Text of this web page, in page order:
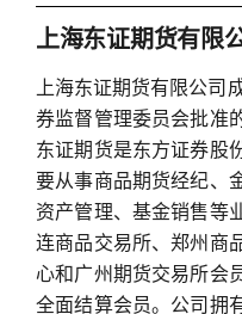
上海东证期货有限
上海东证期货有限公司
券监督管理委员会批准
东证期货是东方证券股
要从事商品期货经纪、
资产管理、基金销售等
连商品交易所、郑州商
心和广州期货交易所会
全面结算会员。公司拥